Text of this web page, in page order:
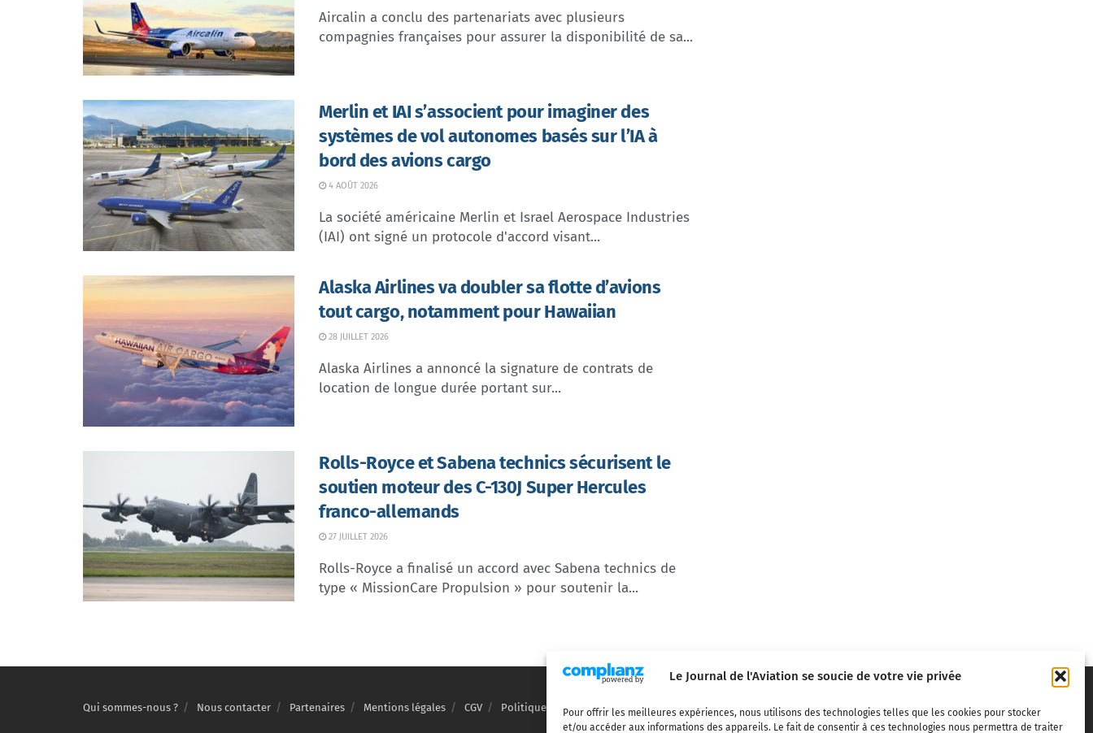
Le Journal de l'Aviation se soucie de votre vie privée
Pour offrir les meilleures expériences, nous utilisons des technologies telles que les cookies pour stocker
et/ou accéder aux informations des appareils. Le fait de consentir à ces technologies nous permettra de traiter
Aircalin a conclu des partenariats avec plusieurs
compagnies françaises pour assurer la disponibilité de sa...
Merlin et IAI s’associent pour imaginer des
systèmes de vol autonomes basés sur l’IA à
bord des avions cargo
4 AOÛT 2026
La société américaine Merlin et Israel Aerospace Industries
(IAI) ont signé un protocole d'accord visant...
Alaska Airlines va doubler sa flotte d’avions
tout cargo, notamment pour Hawaiian
28 JUILLET 2026
Alaska Airlines a annoncé la signature de contrats de
location de longue durée portant sur...
Rolls-Royce et Sabena technics sécurisent le
soutien moteur des C-130J Super Hercules
franco-allemands
27 JUILLET 2026
Rolls-Royce a finalisé un accord avec Sabena technics de
type « MissionCare Propulsion » pour soutenir la...
Qui sommes-nous ? Nous contacter Partenaires Mentions légales CGV Politique de confidentialité Cookies